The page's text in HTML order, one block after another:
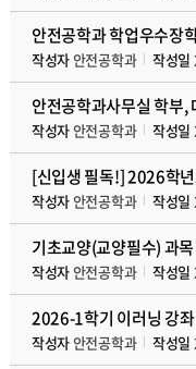
안전공학과 학업우수장
작성자안전공학과 작성일
안전공학과사무실 학부,
작성자안전공학과 작성일
[신입생 필독!] 2026학
작성자안전공학과 작성일
기초교양(교양필수) 과
작성자안전공학과 작성일
2026-1학기 이러닝 강
작성자안전공학과 작성일